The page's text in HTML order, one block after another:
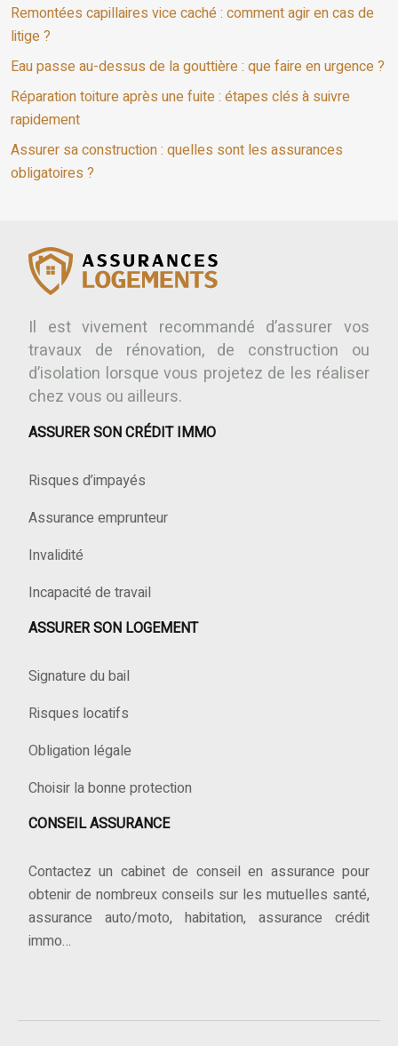
Remontées capillaires vice caché : comment agir en cas de
litige ?
Eau passe au-dessus de la gouttière : que faire en urgence ?
Réparation toiture après une fuite : étapes clés à suivre
rapidement
Assurer sa construction : quelles sont les assurances
obligatoires ?
Il est vivement recommandé d’assurer vos
travaux de rénovation, de construction ou
d’isolation lorsque vous projetez de les réaliser
chez vous ou ailleurs.
ASSURER SON CRÉDIT IMMO
Risques d’impayés
Assurance emprunteur
Invalidité
Incapacité de travail
ASSURER SON LOGEMENT
Signature du bail
Risques locatifs
Obligation légale
Choisir la bonne protection
CONSEIL ASSURANCE
Contactez un cabinet de conseil en assurance pour
obtenir de nombreux conseils sur les mutuelles santé,
assurance auto/moto, habitation, assurance crédit
immo…